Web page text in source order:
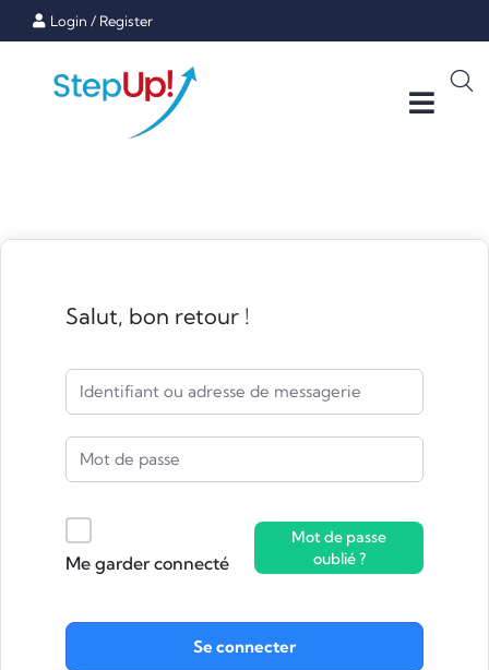
Login / Register
Salut, bon retour !
Me garder connecté
Mot de passe
oublié ?
Se connecter